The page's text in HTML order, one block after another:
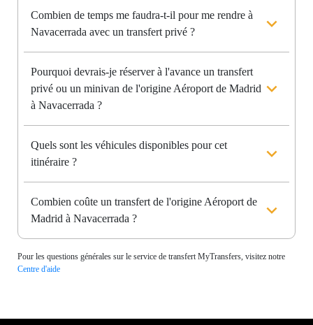
Combien de temps me faudra-t-il pour me rendre à
Navacerrada avec un transfert privé ?
Pourquoi devrais-je réserver à l'avance un transfert
privé ou un minivan de l'origine Aéroport de Madrid
à Navacerrada ?
Quels sont les véhicules disponibles pour cet
itinéraire ?
Combien coûte un transfert de l'origine Aéroport de
Madrid à Navacerrada ?
Pour les questions générales sur le service de transfert MyTransfers, visitez notre
Centre d'aide